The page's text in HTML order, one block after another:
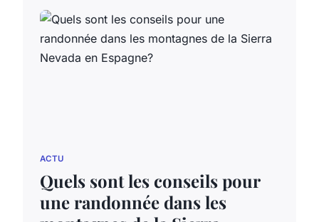
ACTU
Quels sont les conseils pour
une randonnée dans les